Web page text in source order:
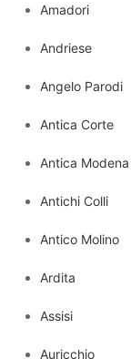
Amadori
Andriese
Angelo Parodi
Antica Corte
Antica Modena
Antichi Colli
Antico Molino
Ardita
Assisi
Auricchio